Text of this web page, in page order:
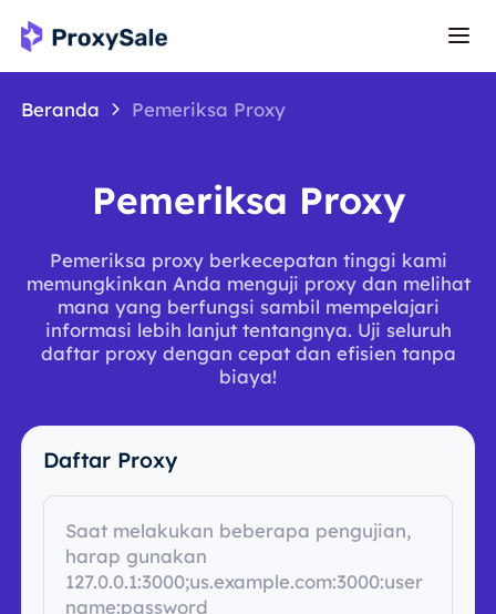
Beranda Pemeriksa Proxy
Pemeriksa Proxy
Pemeriksa proxy berkecepatan tinggi kami
memungkinkan Anda menguji proxy dan melihat
mana yang berfungsi sambil mempelajari
informasi lebih lanjut tentangnya. Uji seluruh
daftar proxy dengan cepat dan efisien tanpa
biaya!
Daftar Proxy